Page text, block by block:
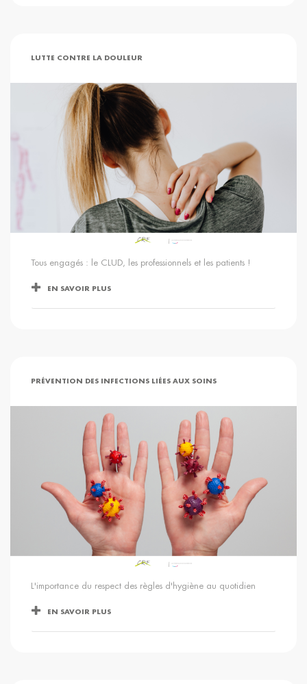
LUTTE CONTRE LA DOULEUR
Tous engagés : le CLUD, les professionnels et les patients !
EN SAVOIR PLUS
PRÉVENTION DES INFECTIONS LIÉES AUX SOINS
L'importance du respect des règles d'hygiène au quotidien
EN SAVOIR PLUS